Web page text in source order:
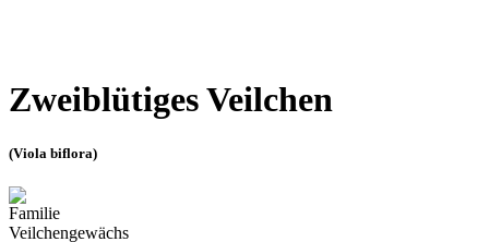
Zweiblütiges Veilchen
(Viola biflora)
Familie
Veilchengewächs